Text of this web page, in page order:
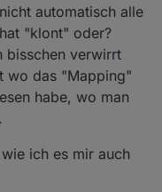
automatisch alle
"klont" oder?
bisschen verwirrt
wo das "Mapping"
habe, wo man
ich es mir auch